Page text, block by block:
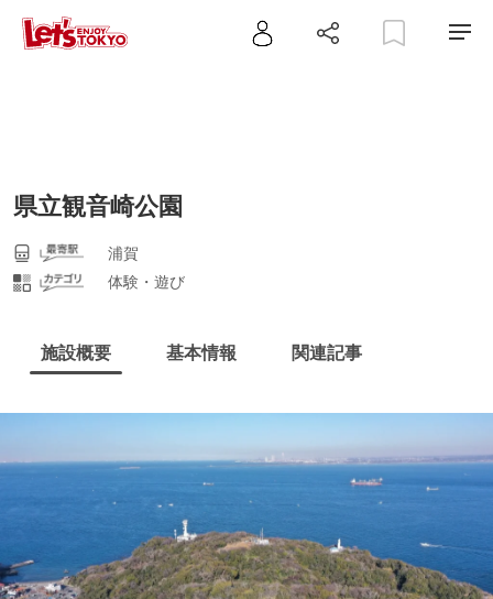
県立観音崎公園
浦賀
体験・遊び
施設概要 基本情報 関連記事